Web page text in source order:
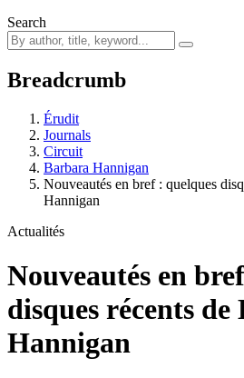
Search
Breadcrumb
Érudit
Journals
Circuit
Barbara Hannigan
Nouveautés en bref : quelques
Hannigan
Actualités
Nouveautés en bref
disques récents
Hannigan